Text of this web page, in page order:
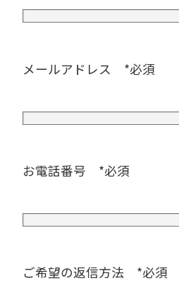
メールアドレス *必須
お電話番号 *必須
ご希望の返信方法 *必須